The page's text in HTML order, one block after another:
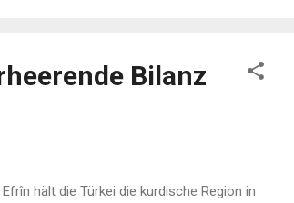
Bilanz
hält die Türkei die kurdische Region in